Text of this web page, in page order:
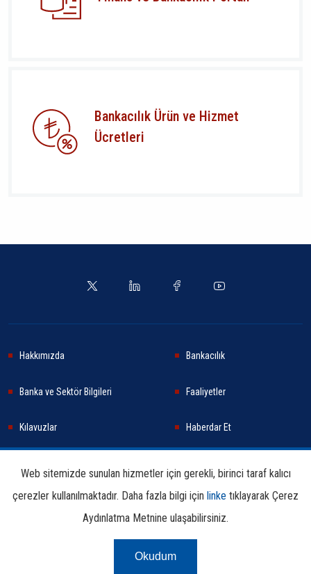
Bankacılık Ürün ve Hizmet
Ücretleri
Hakkımızda Bankacılık
Banka ve Sektör Bilgileri Faaliyetler
Kılavuzlar Haberdar Et
Araştırma ve Yayınlar İletişim Bilgileri
Kullanım
Web sitemizde sunulan hizmetler için gerekli, birinci taraf kalıcı
çerezler kullanılmaktadır. Daha fazla bilgi için linke tıklayarak Çerez
Aydınlatma Metnine ulaşabilirsiniz.
Okudum